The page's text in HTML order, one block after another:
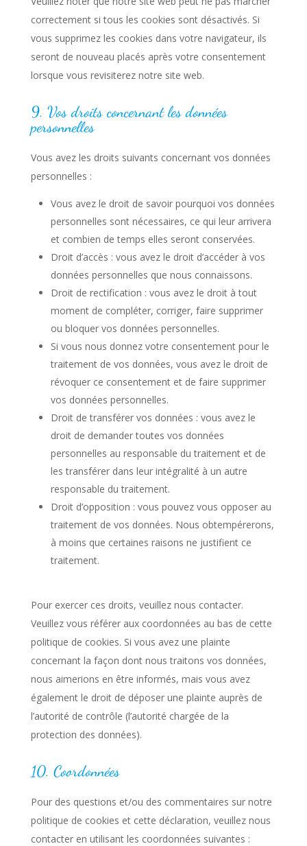
correctement si tous les cookies sont désactivés. Si
vous supprimez les cookies dans votre navigateur, ils
seront de nouveau placés après votre consentement
lorsque vous revisiterez notre site web.
9. Vos droits concernant les données
personnelles
Vous avez les droits suivants concernant vos données
personnelles :
Vous avez le droit de savoir pourquoi vos données
personnelles sont nécessaires, ce qui leur arrivera
et combien de temps elles seront conservées.
Droit d’accès : vous avez le droit d’accéder à vos
données personnelles que nous connaissons.
Droit de rectification : vous avez le droit à tout
moment de compléter, corriger, faire supprimer
ou bloquer vos données personnelles.
Si vous nous donnez votre consentement pour le
traitement de vos données, vous avez le droit de
révoquer ce consentement et de faire supprimer
vos données personnelles.
Droit de transférer vos données : vous avez le
droit de demander toutes vos données
personnelles au responsable du traitement et de
les transférer dans leur intégralité à un autre
responsable du traitement.
Droit d’opposition : vous pouvez vous opposer au
traitement de vos données. Nous obtempérerons,
à moins que certaines raisons ne justifient ce
traitement.
Pour exercer ces droits, veuillez nous contacter.
Veuillez vous référer aux coordonnées au bas de cette
politique de cookies. Si vous avez une plainte
concernant la façon dont nous traitons vos données,
nous aimerions en être informés, mais vous avez
également le droit de déposer une plainte auprès de
l’autorité de contrôle (l’autorité chargée de la
protection des données).
10. Coordonnées
Pour des questions et/ou des commentaires sur notre
politique de cookies et cette déclaration, veuillez nous
contacter en utilisant les coordonnées suivantes :